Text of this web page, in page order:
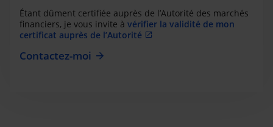
Étant dûment certifiée auprès de l’Autorité des marchés
financiers, je vous invite à vérifier la validité de mon
certificat auprès de l’Autorité
Contactez-moi